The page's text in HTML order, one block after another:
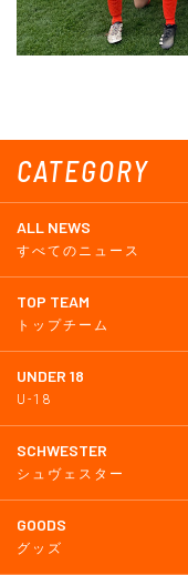
CATEGORY
ALL NEWS
すべてのニュース
TOP TEAM
トップチーム
UNDER 18
U-18
SCHWESTER
シュヴェスター
GOODS
グッズ